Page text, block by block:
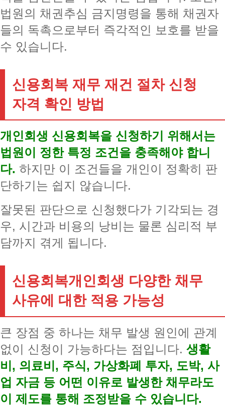
법원의 채권추심 금지명령을 통해 채권자
들의 독촉으로부터 즉각적인 보호를 받을
수 있습니다.
신용회복 재무 재건 절차 신청
자격 확인 방법
개인회생 신용회복을 신청하기 위해서는
법원이 정한 특정 조건을 충족해야 합니
다. 하지만 이 조건들을 개인이 정확히 판
단하기는 쉽지 않습니다.
잘못된 판단으로 신청했다가 기각되는 경
우, 시간과 비용의 낭비는 물론 심리적 부
담까지 겪게 됩니다.
신용회복개인회생 다양한 채무
사유에 대한 적용 가능성
큰 장점 중 하나는 채무 발생 원인에 관계
없이 신청이 가능하다는 점입니다. 생활
비, 의료비, 주식, 가상화폐 투자, 도박, 사
업 자금 등 어떤 이유로 발생한 채무라도
이 제도를 통해 조정받을 수 있습니다.